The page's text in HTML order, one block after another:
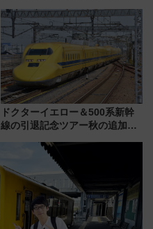
帰りお出かけ最新情報（2026年
7月17日～開催）
ドクターイエロー＆500系新幹
線の引退記念ツアー秋の追加企
ホテル情報まとめ